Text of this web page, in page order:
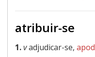
atribuir-se
1.vadjudicar-se,